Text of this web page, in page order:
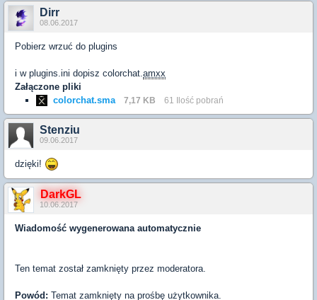
Dirr
08.06.2017
Pobierz wrzuć do plugins
i w plugins.ini dopisz colorchat. amxx
Załączone pliki
colorchat.sma
7,17 KB 61 Ilość pobrań
Stenziu
09.06.2017
dzięki!
DarkGL
10.06.2017
Wiadomość wygenerowana automatycznie
Ten temat został zamknięty przez moderatora.
Powód: Temat zamknięty na prośbę użytkownika.